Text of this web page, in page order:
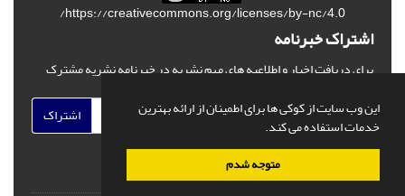
این وب سایت از کوکی ها برای اطمینان از ارائه بهترین
خدمات استفاده می کند.
متوجه شدم
https://creativecommons.org/licenses/by-nc/4.0/
اشتراک خبرنامه
برای دریافت اخبار و اطلاعیه های مهم نشریه در خبرنامه نشریه مشترک
اشتراک